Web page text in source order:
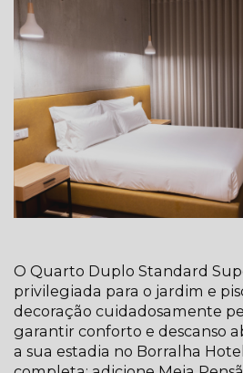
O Quarto Duplo Standard
privilegiada para o jardim e
decoração cuidadosamente
garantir conforto e descanso
a sua estadia no Borralha